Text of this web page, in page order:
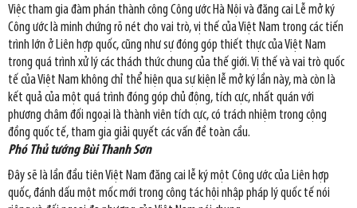
Việc tham gia đàm phán thành công Công ước Hà Nội và đăng cai Lễ mở ký
Công ước là minh chứng rõ nét cho vai trò, vị thế của Việt Nam trong các tiến
trình lớn ở Liên hợp quốc, cũng như sự đóng góp thiết thực của Việt Nam
trong quá trình xử lý các thách thức chung của thế giới. Vị thế và vai trò quốc
tế của Việt Nam không chỉ thể hiện qua sự kiện lễ mở ký lần này, mà còn là
kết quả của một quá trình đóng góp chủ động, tích cực, nhất quán với
phương châm đối ngoại là thành viên tích cực, có trách nhiệm trong cộng
đồng quốc tế, tham gia giải quyết các vấn đề toàn cầu.
Phó Thủ tướng Bùi Thanh Sơn
Đây sẽ là lần đầu tiên Việt Nam đăng cai lễ ký một Công ước của Liên hợp
quốc, đánh dấu một mốc mới trong công tác hội nhập pháp lý quốc tế nói